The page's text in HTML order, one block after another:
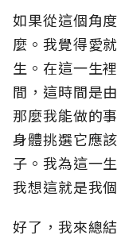
如果從這個角
麼。我覺得愛
生。在這一生
間，這時間是
那麼我能做的
身體挑選它應
子。我為這一
我想這就是我
好了，我來總